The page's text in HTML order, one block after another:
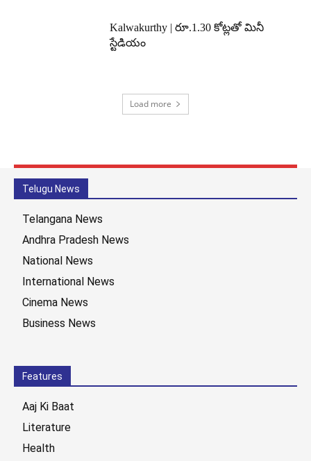
Kalwakurthy | రూ.1.30 కోట్లతో మినీ
స్టేడియం
Load more
Telugu News
Telangana News
Andhra Pradesh News
National News
International News
Cinema News
Business News
Features
Aaj Ki Baat
Literature
Health